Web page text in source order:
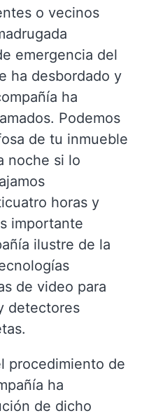
o vecinos
emergencia del
ha desbordado y
ha
Podemos
de tu inmueble
noche si lo
horas y
importante
ilustre de la
de video para
detectores
procedimiento de
ha
de dicho